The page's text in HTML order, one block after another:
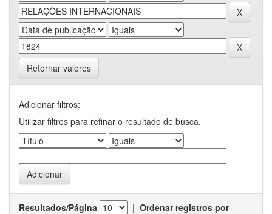
Retornar valores
Adicionar filtros:
Utilizar filtros para refinar o resultado de busca.
Resultados/Página | Ordenar registros por